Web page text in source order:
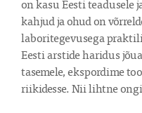
on kasu Eesti teadusele
kahjud ja ohud on
laboritegevusega
Eesti arstide haridus
tasemele, ekspordime
riikidesse. Nii lihtne